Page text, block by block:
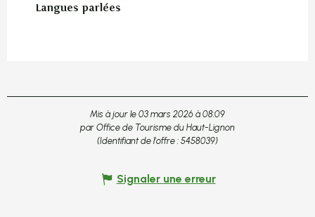
Langues parlées
Langues parlées
Mis à jour le 03 mars 2026 à 08:09
par Office de Tourisme du Haut-Lignon
(Identifiant de l'offre : 5458039)
Signaler une erreur